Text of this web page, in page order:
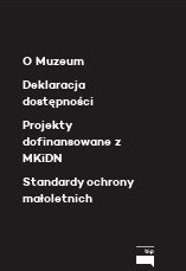
O Muzeum
Deklaracja
dostępności
Projekty
dofinansowane z
MKiDN
Standardy ochrony
małoletnich